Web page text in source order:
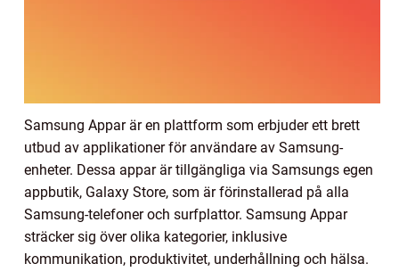
Samsung Appar är en plattform som erbjuder ett brett
utbud av applikationer för användare av Samsung-
enheter. Dessa appar är tillgängliga via Samsungs egen
appbutik, Galaxy Store, som är förinstallerad på alla
Samsung-telefoner och surfplattor. Samsung Appar
sträcker sig över olika kategorier, inklusive
kommunikation, produktivitet, underhållning och hälsa.